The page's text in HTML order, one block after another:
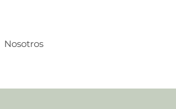
Nosotros